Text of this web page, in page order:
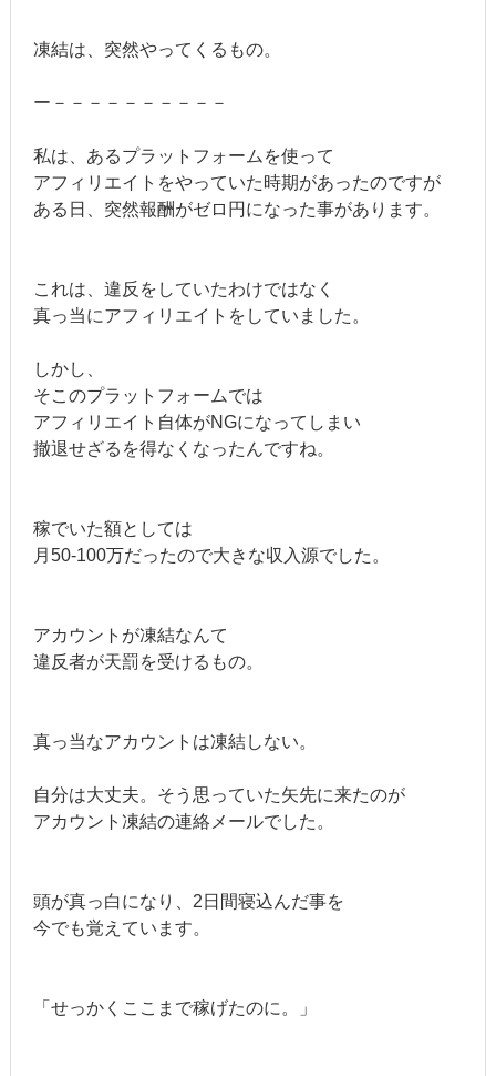
凍結は、突然やってくるもの。
ー－－－－－－－－－－
私は、あるプラットフォームを使って
アフィリエイトをやっていた時期があったのですが
ある日、突然報酬がゼロ円になった事があります。
これは、違反をしていたわけではなく
真っ当にアフィリエイトをしていました。
しかし、
そこのプラットフォームでは
アフィリエイト自体がNGになってしまい
撤退せざるを得なくなったんですね。
稼でいた額としては
月50-100万だったので大きな収入源でした。
アカウントが凍結なんて
違反者が天罰を受けるもの。
真っ当なアカウントは凍結しない。
自分は大丈夫。そう思っていた矢先に来たのが
アカウント凍結の連絡メールでした。
頭が真っ白になり、2日間寝込んだ事を
今でも覚えています。
「せっかくここまで稼げたのに。」